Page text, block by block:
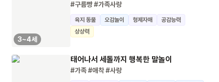
3~4세
#구름빵#가족사랑
육지 동물 오감놀이 형제자매
공감능력
상상력
태어나서 세돌까지 행복한 말놀이
#가족#애착#사랑